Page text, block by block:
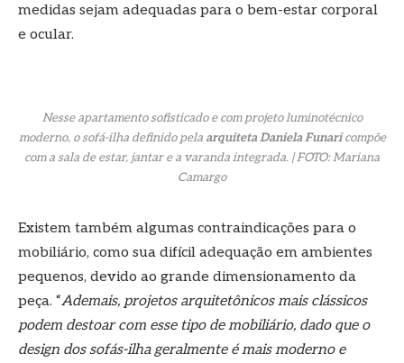
medidas sejam adequadas para o bem-estar corporal
e ocular.
Nesse apartamento sofisticado e com projeto luminotécnico
moderno, o sofá-ilha definido pelaarquiteta Daniela Funaricompõe
com a sala de estar, jantar e a varanda integrada. | FOTO: Mariana
Camargo
Existem também algumas contraindicações para o
mobiliário, como sua difícil adequação em ambientes
pequenos, devido ao grande dimensionamento da
peça. “Ademais, projetos arquitetônicos mais clássicos
podem destoar com esse tipo de mobiliário, dado que o
design dos sofás-ilha geralmente é mais moderno e